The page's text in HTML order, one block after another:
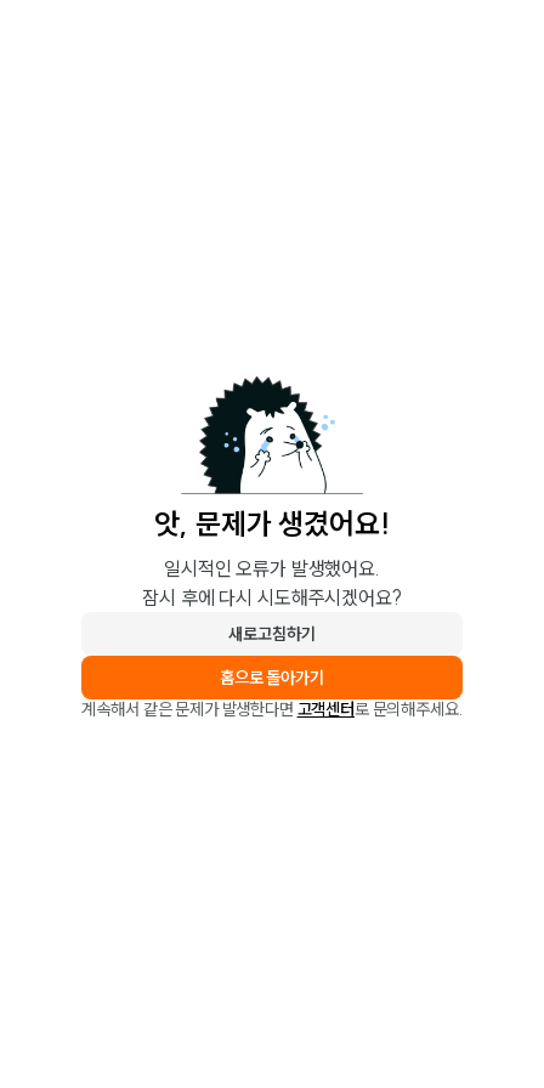
앗, 문제가 생겼어요!
일시적인 오류가 발생했어요.
잠시 후에 다시 시도해주시겠어요?
새로고침하기
홈으로 돌아가기
계속해서 같은 문제가 발생한다면 고객센터로 문의해주세요.